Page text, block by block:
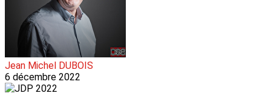
Jean Michel DUBOIS
6 décembre 2022